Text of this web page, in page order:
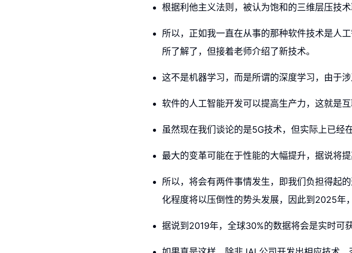
根据利他主义法则，被认为饱和的三维层压技
所以，正如我一直在从事的那种软件技术是人
所了解了，但接着老师介绍了新技术。
这不是机器学习，而是所谓的深度学习，由于
软件的人工智能开发可以提高生产力，这就是互
虽然现在我们谈论的是5G技术，但实际上已经
最大的变革可能在于性能的大幅提升，据说将提
所以，将会有两件事情发生，即我们负担得起
化程度将以压倒性的势头发展，因此到2025年
据说到2019年，全球30%的数据将会是实时可获